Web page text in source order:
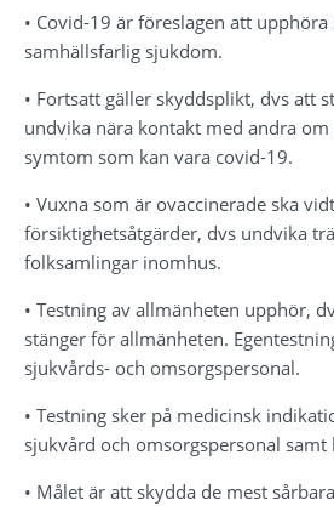
• Covid-19 är föreslagen att
samhällsfarlig sjukdom.
• Fortsatt gäller skyddsplikt, dvs att
undvika nära kontakt med andra
symtom som kan vara covid-19.
• Vuxna som är ovaccinerade ska
försiktighetsåtgärder, dvs undvika
folksamlingar inomhus.
• Testning av allmänheten upphör,
stänger för allmänheten.
sjukvårds- och omsorgspersonal.
• Testning sker på medicinsk
sjukvård och omsorgspersonal samt
• Målet är att skydda de mest